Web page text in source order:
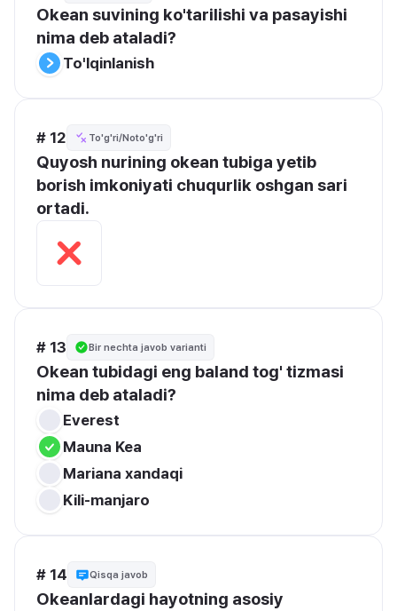
Okean suvining ko'tarilishi va pasayishi
nima deb ataladi?
To'lqinlanish
# 12 To'g'ri/Noto'g'ri
Quyosh nurining okean tubiga yetib
borish imkoniyati chuqurlik oshgan sari
ortadi.
# 13 Bir nechta javob varianti
Okean tubidagi eng baland tog' tizmasi
nima deb ataladi?
Everest
Mauna Kea
Mariana xandaqi
Kili-manjaro
# 14 Qisqa javob
Okeanlardagi hayotning asosiy